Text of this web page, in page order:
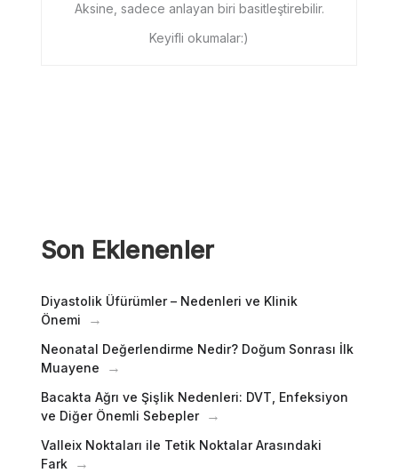
Aksine, sadece anlayan biri basitleştirebilir.
Keyifli okumalar:)
Son Eklenenler
Diyastolik Üfürümler – Nedenleri ve Klinik
Önemi
Neonatal Değerlendirme Nedir? Doğum Sonrası İlk
Muayene
Bacakta Ağrı ve Şişlik Nedenleri: DVT, Enfeksiyon
ve Diğer Önemli Sebepler
Valleix Noktaları ile Tetik Noktalar Arasındaki
Fark